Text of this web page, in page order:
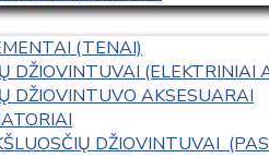
(TENAI)
DŽIOVINTUVAI (ELEKTRINIAI
DŽIOVINTUVO AKSESUARAI
DŽIOVINTUVAI